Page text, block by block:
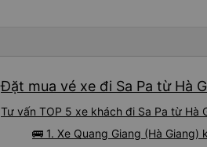
Đặt mua vé xe đi Sa Pa từ Hà
Tư vấn TOP 5 xe khách đi Sa Pa từ
🚌 1. Xe Quang Giang (Hà